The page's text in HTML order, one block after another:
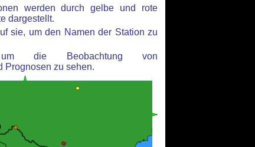
werden durch gelbe und rote
dargestellt.
sie, um den Namen der Station zu
die Beobachtung von
Prognosen zu sehen.